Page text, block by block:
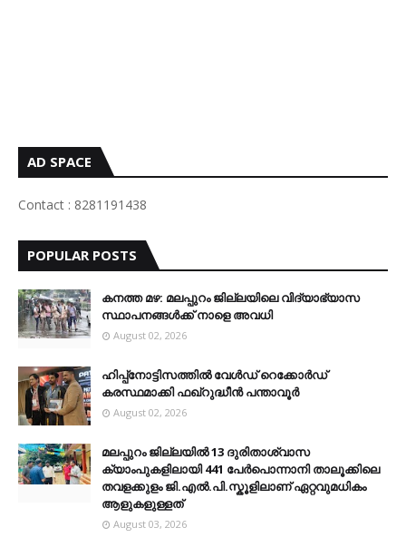
AD SPACE
Contact : 8281191438
POPULAR POSTS
കനത്ത മഴ: മലപ്പുറം ജില്ലയിലെ വിദ്യാഭ്യാസ
സ്ഥാപനങ്ങൾക്ക് നാളെ അവധി
August 02, 2026
ഹിപ്പ്നോട്ടിസത്തിൽ വേൾഡ് റെക്കോർഡ്
കരസ്ഥമാക്കി ഫഖ്റുദ്ധീൻ പന്താവൂർ
August 02, 2026
മലപ്പുറം ജില്ലയിൽ 13 ദുരിതാശ്വാസ
ക്യാംപുകളിലായി 441 പേർപൊന്നാനി താലൂക്കിലെ
തവളക്കുളം ജി.എൽ.പി.സ്കൂളിലാണ് ഏറ്റവുമധികം
ആളുകളുള്ളത്
August 03, 2026